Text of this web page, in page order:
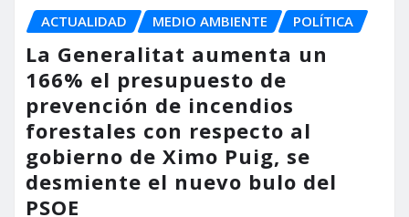
ACTUALIDAD MEDIO AMBIENTE POLÍTICA
La Generalitat aumenta un
166% el presupuesto de
prevención de incendios
forestales con respecto al
gobierno de Ximo Puig, se
desmiente el nuevo bulo del
PSOE